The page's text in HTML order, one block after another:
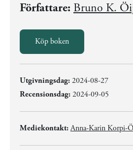
Författare: Bruno K.
Köp boken
Utgivningsdag:2024-08-27
Recensionsdag:2024-09-05
Mediekontakt:Anna-Karin Korpi-